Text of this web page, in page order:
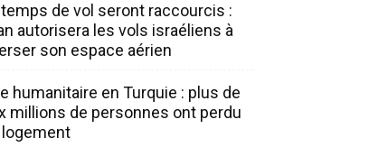
de vol seront raccourcis :
autorisera les vols israéliens à
son espace aérien
humanitaire en Turquie : plus de
millions de personnes ont perdu
logement